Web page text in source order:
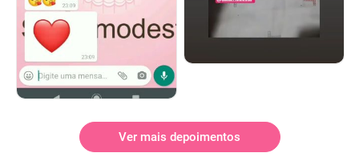
Ver mais depoimentos